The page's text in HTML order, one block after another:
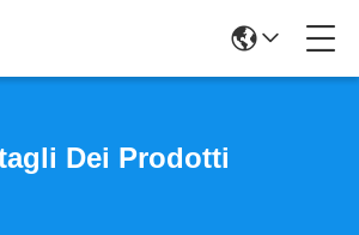
Dei Prodotti